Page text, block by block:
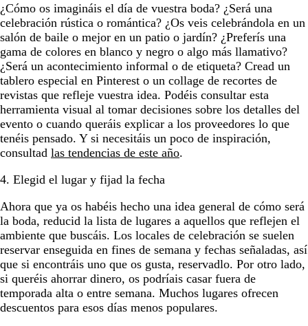
¿Cómo os imagináis el día de vuestra boda? ¿Será una
celebración rústica o romántica? ¿Os veis celebrándola en un
salón de baile o mejor en un patio o jardín? ¿Preferís una
gama de colores en blanco y negro o algo más llamativo?
¿Será un acontecimiento informal o de etiqueta? Cread un
tablero especial en Pinterest o un collage de recortes de
revistas que refleje vuestra idea. Podéis consultar esta
herramienta visual al tomar decisiones sobre los detalles del
evento o cuando queráis explicar a los proveedores lo que
tenéis pensado. Y si necesitáis un poco de inspiración,
consultad las tendencias de este año.
4. Elegid el lugar y fijad la fecha
Ahora que ya os habéis hecho una idea general de cómo será
la boda, reducid la lista de lugares a aquellos que reflejen el
ambiente que buscáis. Los locales de celebración se suelen
reservar enseguida en fines de semana y fechas señaladas, así
que si encontráis uno que os gusta, reservadlo. Por otro lado,
si queréis ahorrar dinero, os podríais casar fuera de
temporada alta o entre semana. Muchos lugares ofrecen
descuentos para esos días menos populares.